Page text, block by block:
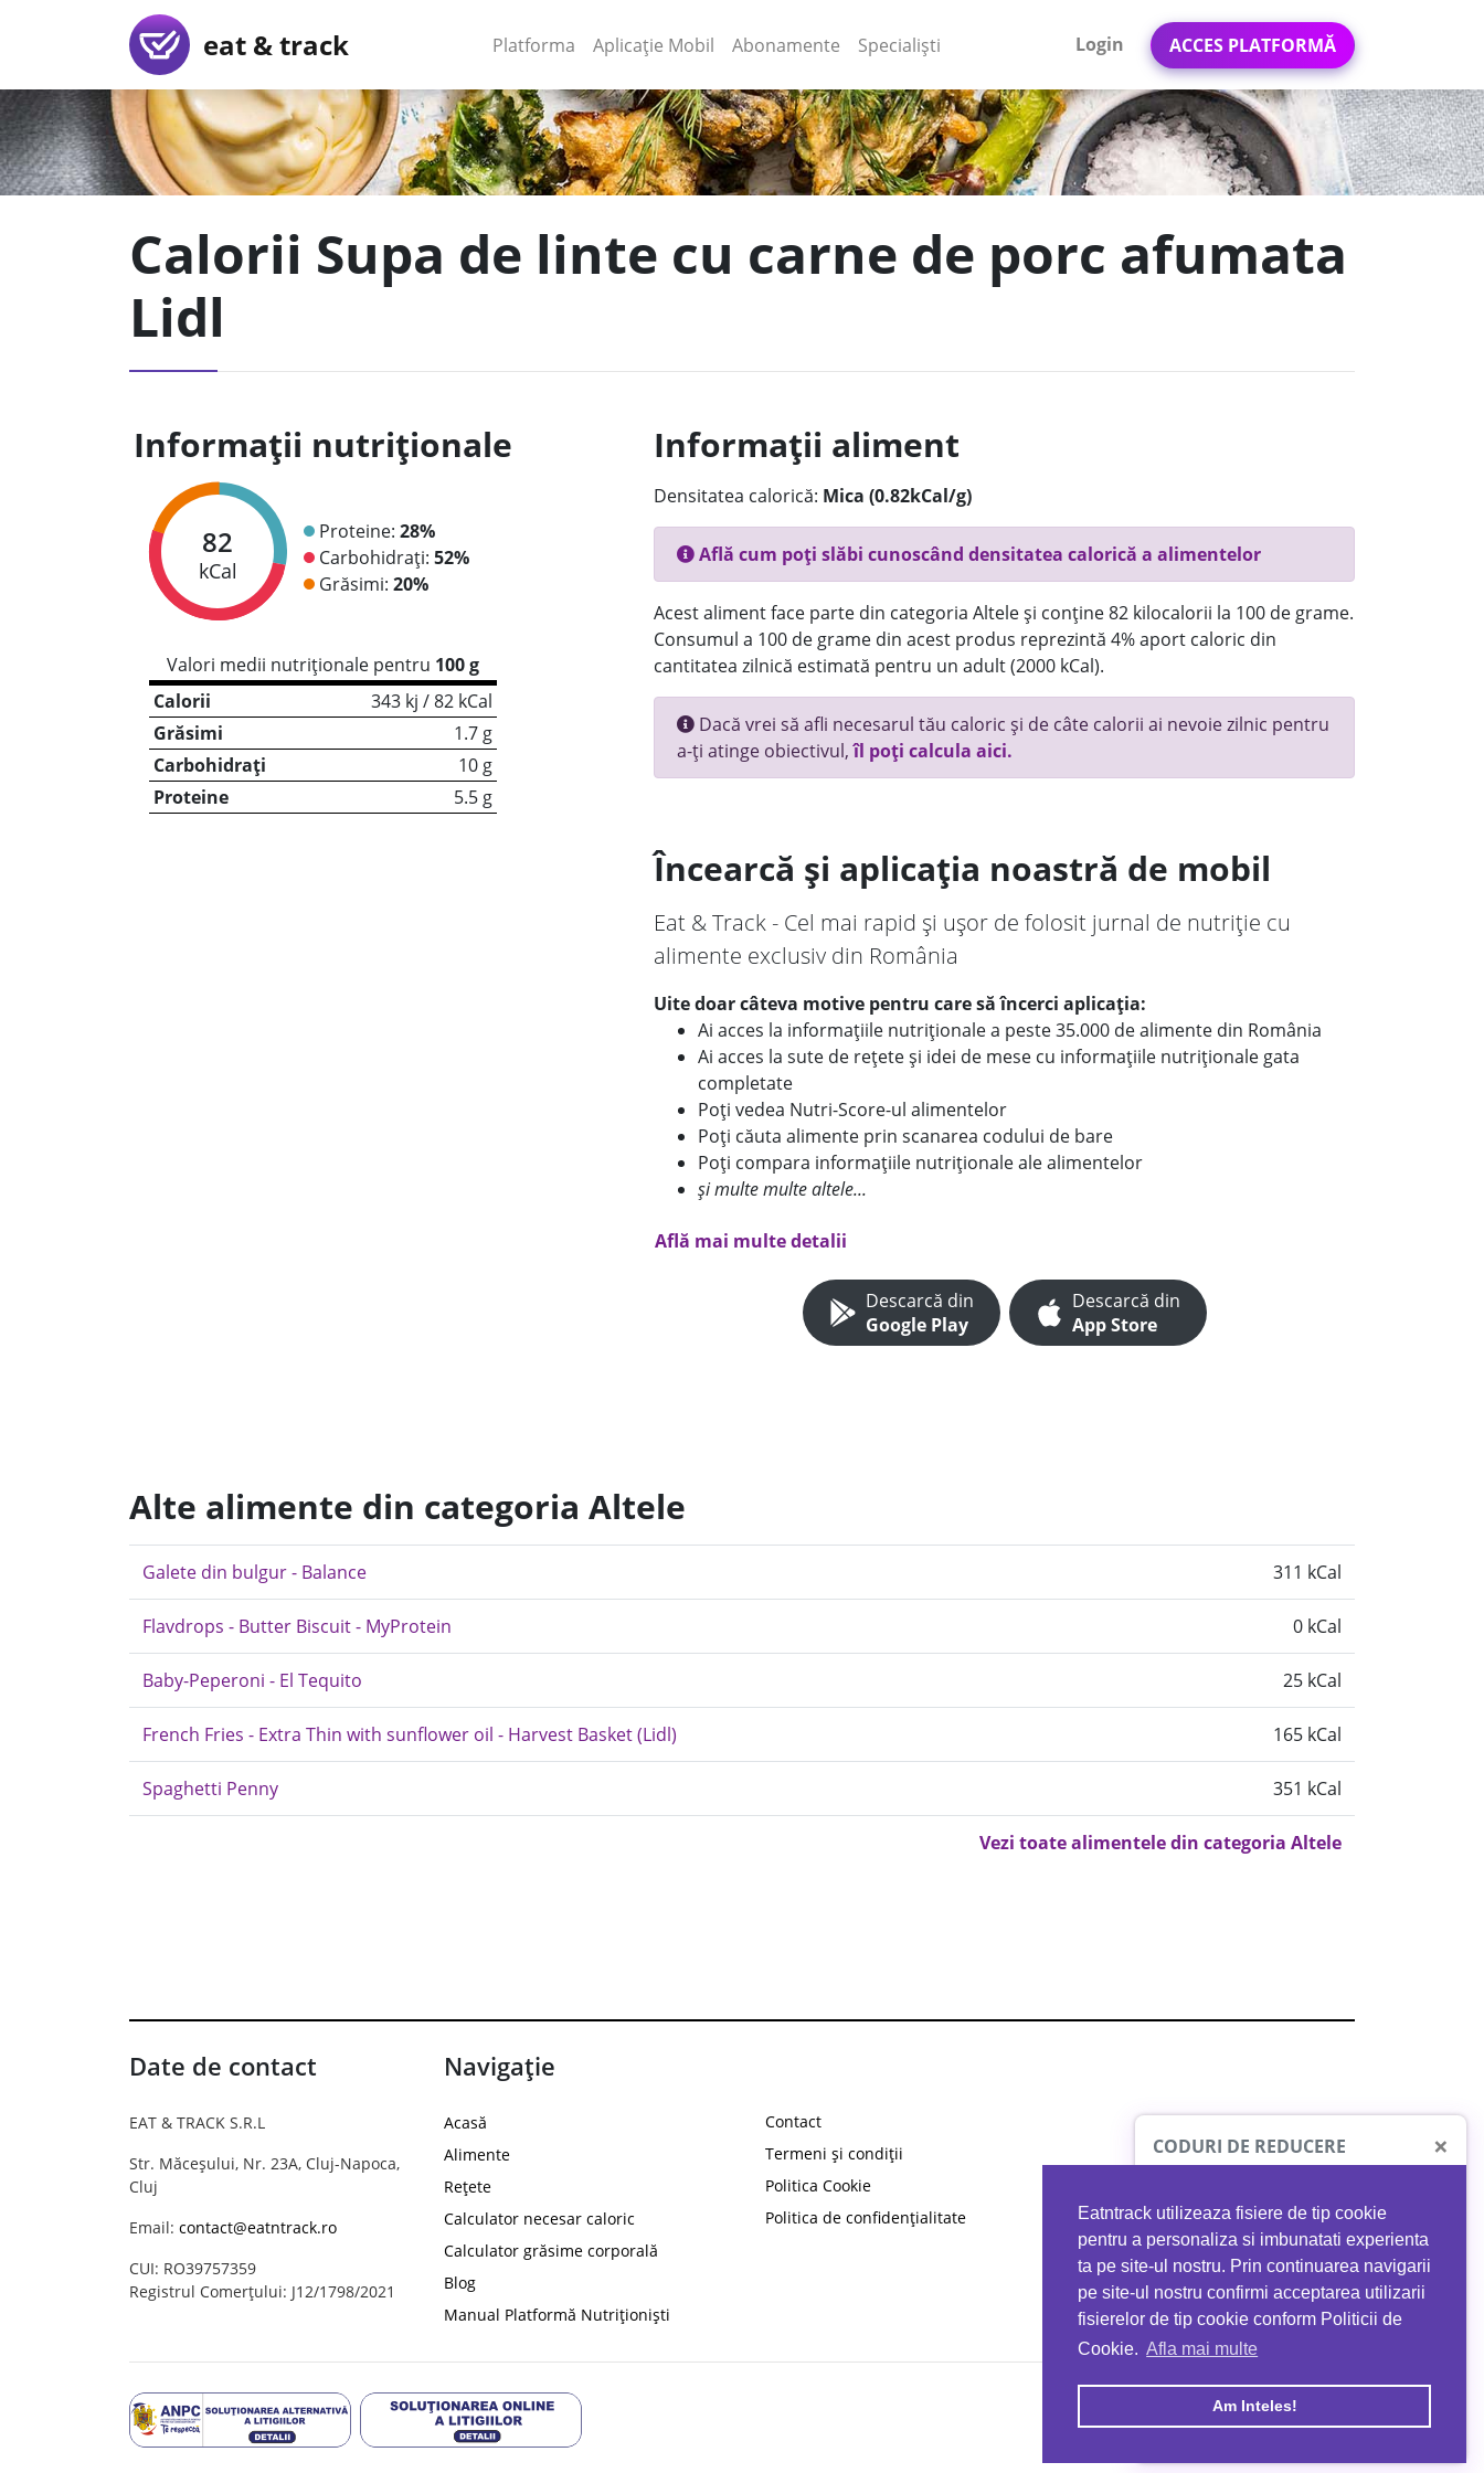
Eatntrack utilizeaza fisiere de tip cookie
pentru a personaliza si imbunatati experienta
ta pe site-ul nostru. Prin continuarea navigarii
pe site-ul nostru confirmi acceptarea utilizarii
fisierelor de tip cookie conform Politicii de
Cookie. Afla mai multe
Am Inteles!
eat & track Platforma (current)
Aplicație Mobil (current)
Abonamente Specialiști Login ACCES PLATFORMĂ
Calorii Supa de linte cu carne de porc afumata
Lidl
Informații nutriționale
82
kCal
Proteine: 28%
Carbohidrați: 52%
Grăsimi: 20%
Valori medii nutriționale pentru 100 g
Calorii
343 kj / 82 kCal
Grăsimi
1.7 g
Carbohidrați
10 g
Proteine
5.5 g
Informații aliment
Densitatea calorică: Mica (0.82kCal/g)
Află cum poți slăbi cunoscând densitatea calorică a alimentelor
Acest aliment face parte din categoria Altele și conține 82 kilocalorii la 100 de grame.
Consumul a 100 de grame din acest produs reprezintă 4% aport caloric din
cantitatea zilnică estimată pentru un adult (2000 kCal).
Dacă vrei să afli necesarul tău caloric și de câte calorii ai nevoie zilnic pentru
a-ți atinge obiectivul,îl poți calcula aici.
Încearcă și aplicația noastră de mobil
Eat & Track - Cel mai rapid și ușor de folosit jurnal de nutriție cu
alimente exclusiv din România
Uite doar câteva motive pentru care să încerci aplicația:
Ai acces la informațiile nutriționale a peste 35.000 de alimente din România
Ai acces la sute de rețete și idei de mese cu informațiile nutriționale gata
completate
Poți vedea Nutri-Score-ul alimentelor
Poți căuta alimente prin scanarea codului de bare
Poți compara informațiile nutriționale ale alimentelor
și multe multe altele...
Află mai multe detalii
Descarcă din
Google Play
Descarcă din
App Store
Alte alimente din categoria Altele
Galete din bulgur - Balance 311 kCal
Flavdrops - Butter Biscuit - MyProtein 0 kCal
Baby-Peperoni - El Tequito 25 kCal
French Fries - Extra Thin with sunflower oil - Harvest Basket (Lidl) 165 kCal
Spaghetti Penny 351 kCal
Vezi toate alimentele din categoria Altele
Date de contact
EAT & TRACK S.R.L
Str. Măceșului, Nr. 23A, Cluj-Napoca,
Cluj
Email: contact@eatntrack.ro
CUI: RO39757359
Registrul Comerțului: J12/1798/2021
Navigație
Acasă
Alimente
Rețete
Calculator necesar caloric
Calculator grăsime corporală
Blog
Manual Platformă Nutriționiști
Contact
Termeni și condiții
Politica Cookie
Politica de confidențialitate
CODURI DE REDUCERE ×
PROTO41
reducere la orice comandă
EATNTRACK
MYPROTEIN
Ai40%reducere la orice comandă
folosind codul EATTRACK